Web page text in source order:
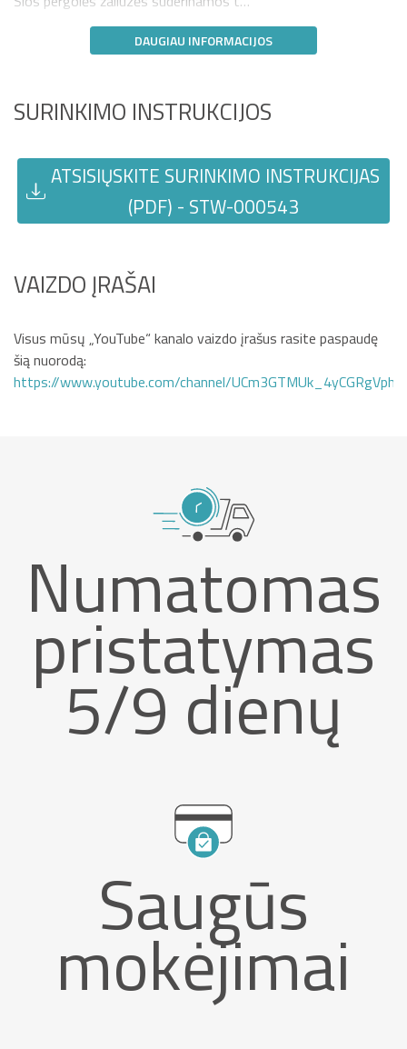
DAUGIAU INFORMACIJOS
SURINKIMO INSTRUKCIJOS
ATSISIŲSKITE SURINKIMO INSTRUKCIJAS
(PDF) - STW-000543
VAIZDO ĮRAŠAI
Visus mūsų „YouTube“ kanalo vaizdo įrašus rasite paspaudę
šią nuorodą:
https://www.youtube.com/channel/
Numatomas
pristatymas
5/9 dienų
Saugūs
mokėjimai